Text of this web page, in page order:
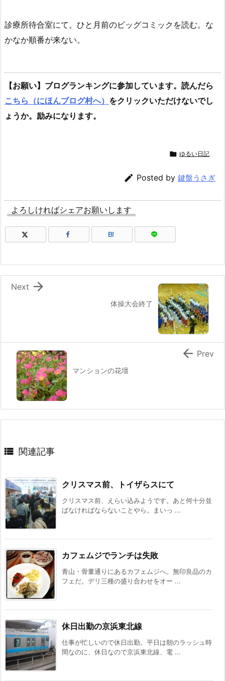
診療所待合室にて。ひと月前のビッグコミックを読む。な
かなか順番が来ない。
【お願い】ブログランキングに参加しています。読んだら
こちら（にほんブログ村へ） をクリックいただけないでし
ょうか。励みになります。
 ゆるい日記
 Posted by 鍵盤うさぎ
よろしければシェアお願いします
B!
体操大会終了

Next
マンションの花壇
 Prev
 関連記事
クリスマス前、トイザらスにて
クリスマス前、えらい込みようです。あと何十分並
ばなければならないことやら。まいっ ...
カフェムジでランチは失敗
青山・骨董通りにあるカフェムジへ。無印良品のカ
フェだ。デリ三種の盛り合わせをオー ...
休日出勤の京浜東北線
仕事が忙しいので休日出勤。平日は朝のラッシュ時
間なのに、休日なので京浜東北線、電 ...